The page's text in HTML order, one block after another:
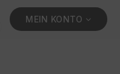
MEIN KONTO